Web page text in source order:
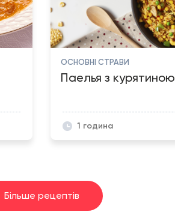
ОСНОВНІ СТРАВИ
Паелья з курятиною
1 година
Більше рецептів